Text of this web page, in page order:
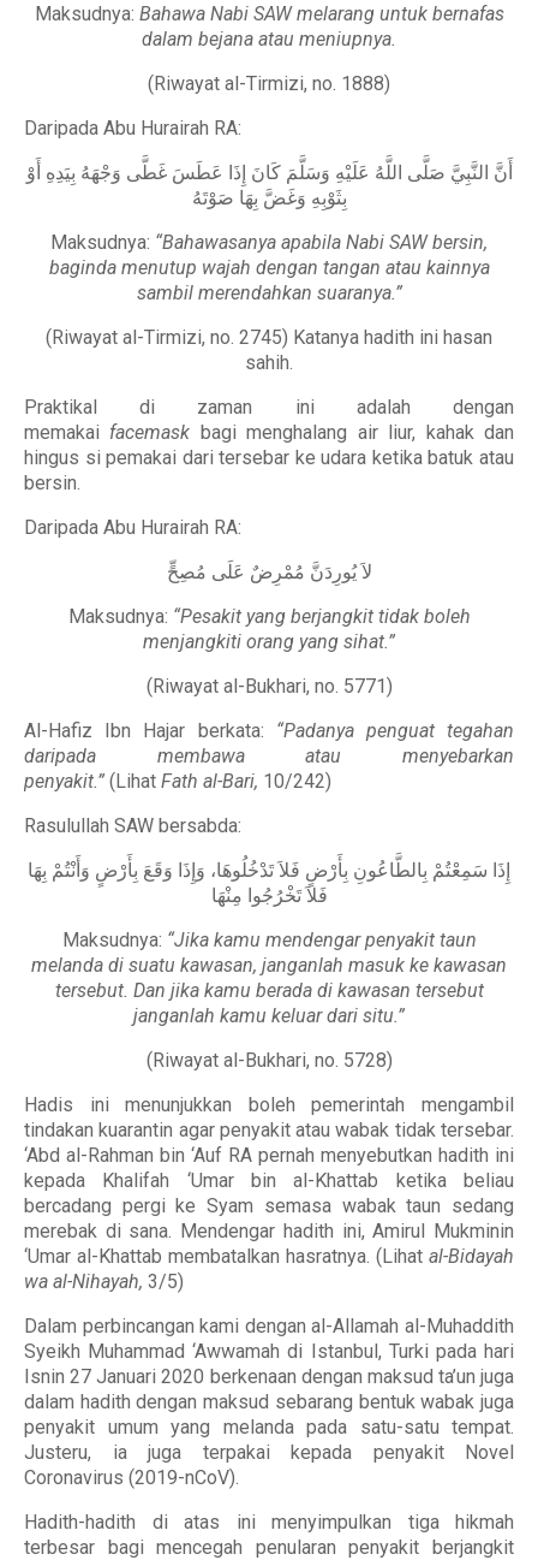
Maksudnya: Bahawa Nabi SAW melarang untuk bernafas
dalam bejana atau meniupnya.
(Riwayat al-Tirmizi, no. 1888)
Daripada Abu Hurairah RA:
أَنَّ النَّبِيَّ صَلَّى اللَّهُ عَلَيْهِ وَسَلَّمَ كَانَ إِذَا عَطَسَ غَطَّى وَجْهَهُ بِيَدِهِ أَوْ
بِثَوْبِهِ وَغَضَّ بِهَا صَوْتَهُ
Maksudnya: “Bahawasanya apabila Nabi SAW bersin,
baginda menutup wajah dengan tangan atau kainnya
sambil merendahkan suaranya.”
(Riwayat al-Tirmizi, no. 2745) Katanya hadith ini hasan
sahih.
Praktikal di zaman ini adalah dengan
memakai facemask bagi menghalang air liur, kahak dan
hingus si pemakai dari tersebar ke udara ketika batuk atau
bersin.
Daripada Abu Hurairah RA:
لاَ يُورِدَنَّ مُمْرِضٌ عَلَى مُصِحٍّ
Maksudnya: “Pesakit yang berjangkit tidak boleh
menjangkiti orang yang sihat.”
(Riwayat al-Bukhari, no. 5771)
Al-Hafiz Ibn Hajar berkata: “Padanya penguat tegahan
daripada membawa atau menyebarkan
penyakit.” (Lihat Fath al-Bari, 10/242)
Rasulullah SAW bersabda:
إِذَا سَمِعْتُمْ بِالطَّاعُونِ بِأَرْضٍ فَلاَ تَدْخُلُوهَا، وَإِذَا وَقَعَ بِأَرْضٍ وَأَنْتُمْ بِهَا
فَلاَ تَخْرُجُوا مِنْهَا
Maksudnya: “Jika kamu mendengar penyakit taun
melanda di suatu kawasan, janganlah masuk ke kawasan
tersebut. Dan jika kamu berada di kawasan tersebut
janganlah kamu keluar dari situ.”
(Riwayat al-Bukhari, no. 5728)
Hadis ini menunjukkan boleh pemerintah mengambil
tindakan kuarantin agar penyakit atau wabak tidak tersebar.
‘Abd al-Rahman bin ‘Auf RA pernah menyebutkan hadith ini
kepada Khalifah ‘Umar bin al-Khattab ketika beliau
bercadang pergi ke Syam semasa wabak taun sedang
merebak di sana. Mendengar hadith ini, Amirul Mukminin
‘Umar al-Khattab membatalkan hasratnya. (Lihat al-Bidayah
wa al-Nihayah, 3/5)
Dalam perbincangan kami dengan al-Allamah al-Muhaddith
Syeikh Muhammad ‘Awwamah di Istanbul, Turki pada hari
Isnin 27 Januari 2020 berkenaan dengan maksud ta’un juga
dalam hadith dengan maksud sebarang bentuk wabak juga
penyakit umum yang melanda pada satu-satu tempat.
Justeru, ia juga terpakai kepada penyakit Novel
Coronavirus (2019-nCoV).
Hadith-hadith di atas ini menyimpulkan tiga hikmah
terbesar bagi mencegah penularan penyakit berjangkit